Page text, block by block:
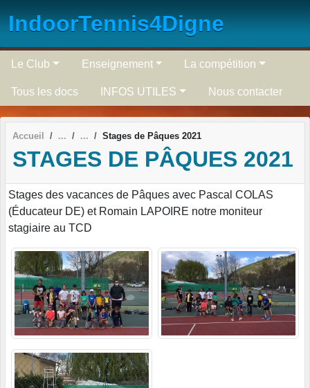
IndoorTennis4Digne
Le Club Enseignement La compétition
Tous les docs INFOS UTILES Nous contacter
Accueil Stages de Pâques 2021
STAGES DE PÂQUES 2021
Stages des vacances de Pâques avec Pascal COLAS
(Éducateur DE) et Romain LAPOIRE notre moniteur
stagiaire au TCD